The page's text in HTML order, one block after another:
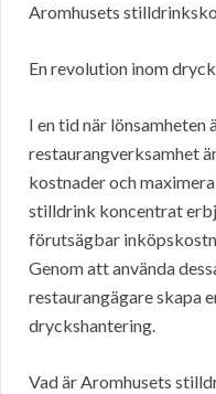
Aromhusets
En revolution inom
I en tid när lönsamheten
restaurangverksamhet
kostnader och
stilldrink koncentrat
förutsägbar
Genom att använda
restaurangägare skapa
dryckshantering.
Vad är Aromhusets